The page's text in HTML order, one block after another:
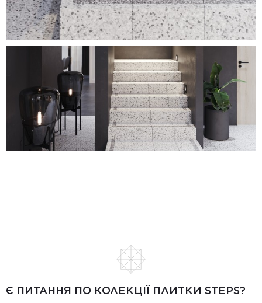
Є ПИТАННЯ ПО КОЛЕКЦІЇ ПЛИТКИ STEPS?